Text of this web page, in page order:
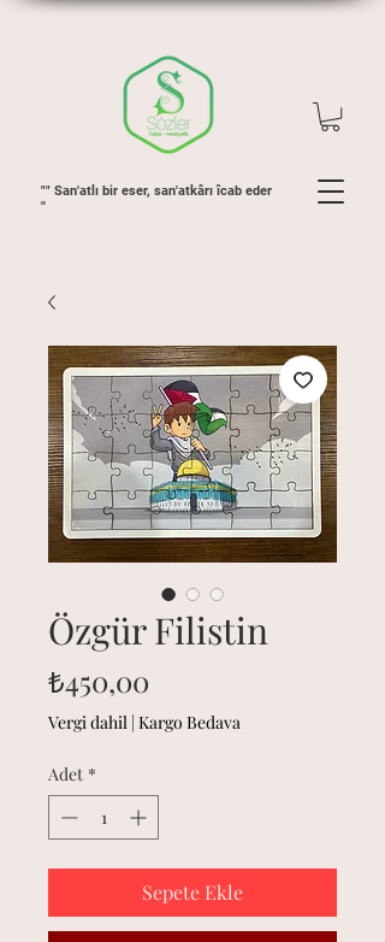
"" San'atlı bir eser, san'atkârı îcab eder
''
Özgür Filistin
₺450,00
Vergi dahil Kargo Bedava
Adet *
Sepete Ekle